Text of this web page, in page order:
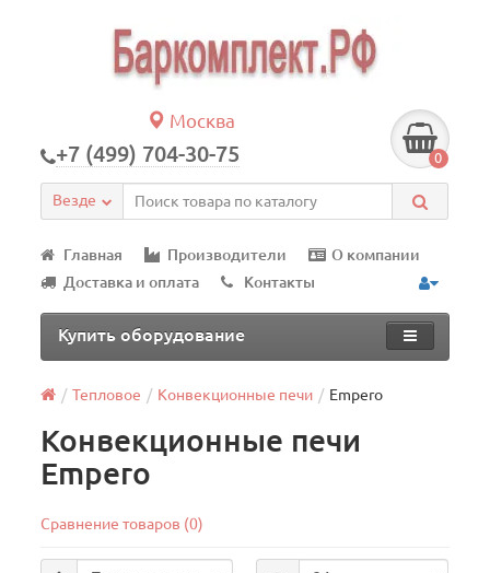
Москва
+7 (499) 704-30-75 0
Везде
Главная Производители
О компании
Доставка и оплата
Контакты
Купить оборудование
Тепловое Конвекционные печи Empero
Конвекционные печи
Empero
Сравнение товаров (0)